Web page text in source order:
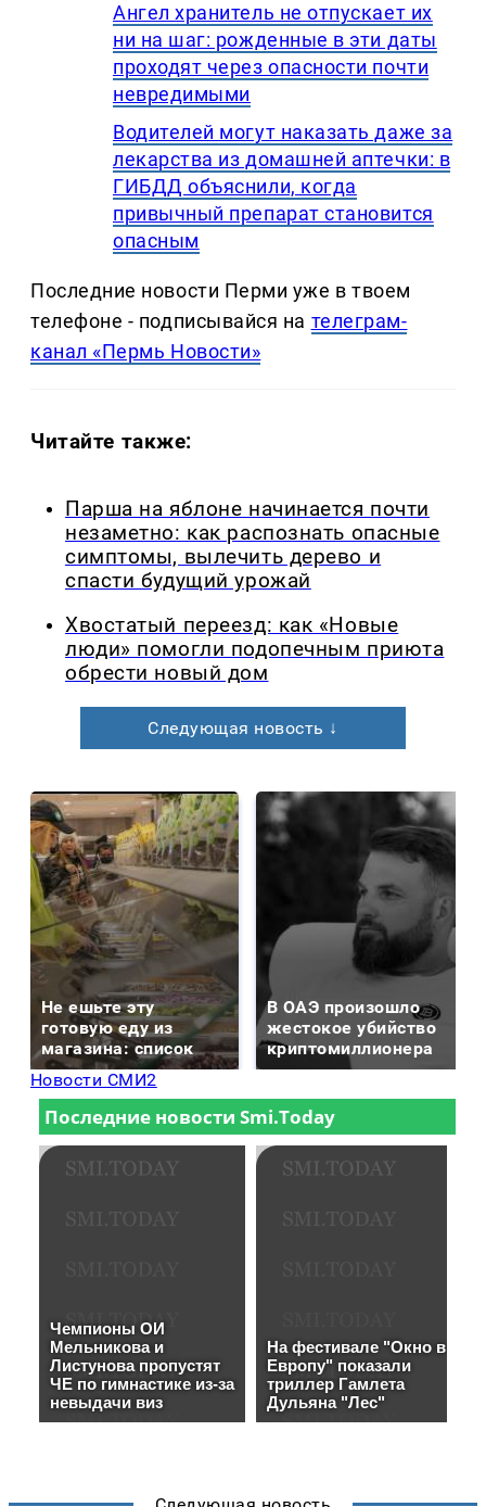
Ангел хранитель не отпускает их
ни на шаг: рожденные в эти даты
проходят через опасности почти
невредимыми
Водителей могут наказать даже за
лекарства из домашней аптечки: в
ГИБДД объяснили, когда
привычный препарат становится
опасным
Последние новости Перми уже в твоем
телефоне - подписывайся на телеграм-
канал «Пермь Новости»
Читайте также:
Парша на яблоне начинается почти
незаметно: как распознать опасные
симптомы, вылечить дерево и
спасти будущий урожай
Хвостатый переезд: как «Новые
люди» помогли подопечным приюта
обрести новый дом
Следующая новость ↓
Не ешьте эту
готовую еду из
магазина: список
В ОАЭ произошло
жестокое убийство
криптомиллионера
Новости СМИ2